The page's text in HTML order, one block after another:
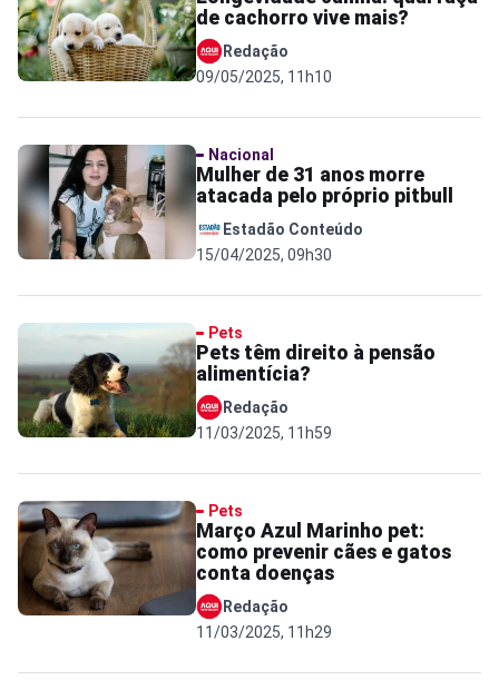
de cachorro vive mais?
Redação
09/05/2025, 11h10
Nacional
Mulher de 31 anos morre
atacada pelo próprio pitbull
Estadão Conteúdo
15/04/2025, 09h30
Pets
Pets têm direito à pensão
alimentícia?
Redação
11/03/2025, 11h59
Pets
Março Azul Marinho pet:
como prevenir cães e gatos
conta doenças
Redação
11/03/2025, 11h29